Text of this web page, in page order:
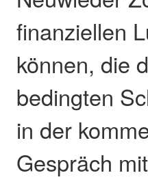
finanziellen
können, die
bedingten
in der
Gespräch